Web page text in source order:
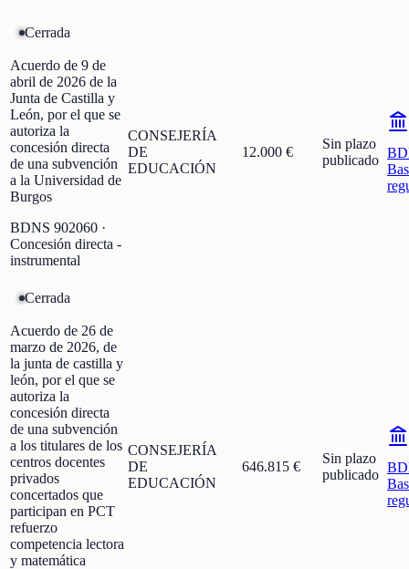
Cerrada
Acuerdo de 9 de
abril de 2026 de la
Junta de Castilla y
León, por el que se
autoriza la
concesión directa
de una subvención
a la Universidad de
Burgos
BDNS 902060 ·
Concesión directa -
instrumental
CONSEJERÍA
DE
EDUCACIÓN
12.000 €
Sin plazo
publicado
Cerrada
Acuerdo de 26 de
marzo de 2026, de
la junta de castilla y
león, por el que se
autoriza la
concesión directa
de una subvención
a los titulares de los
centros docentes
privados
concertados que
participan en PCT
refuerzo
competencia lectora
y matemática
CONSEJERÍA
DE
EDUCACIÓN
646.815 €
Sin plazo
publicado